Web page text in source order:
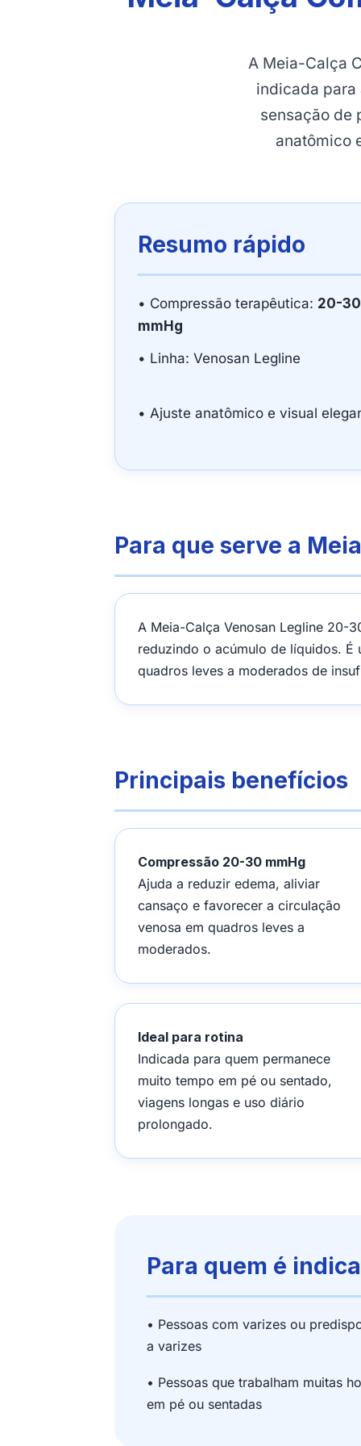
A Meia-Calça
indicada para
sensação de
anatômico
Resumo rápido
• Compressão terapêutica: 20-30
mmHg
• Linha: Venosan Legline
• Ajuste anatômico e visual
Para que serve a
A Meia-Calça Venosan Legline 20-
reduzindo o acúmulo de líquidos. É
quadros leves a moderados de
Principais benefícios
Compressão 20-30 mmHg
Ajuda a reduzir edema, aliviar
cansaço e favorecer a circulação
venosa em quadros leves a
moderados.
Ideal para rotina
Indicada para quem permanece
muito tempo em pé ou sentado,
viagens longas e uso diário
prolongado.
Para quem é
• Pessoas com varizes ou
a varizes
• Pessoas que trabalham muitas
em pé ou sentadas